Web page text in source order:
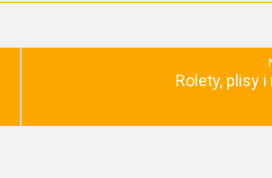
Rolety, plisy